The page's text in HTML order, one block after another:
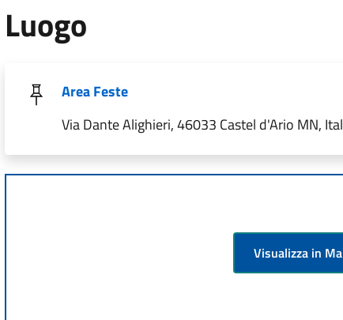
Luogo
Area Feste
Via Dante Alighieri, 46033 Castel d'Ario MN,
Visualizza in